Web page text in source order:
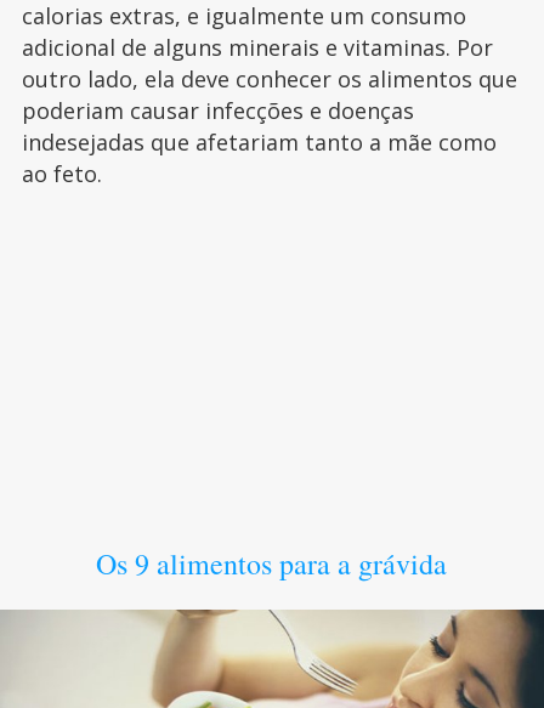
calorias extras, e igualmente um consumo
adicional de alguns minerais e vitaminas. Por
outro lado, ela deve conhecer os alimentos que
poderiam causar infecções e doenças
indesejadas que afetariam tanto a mãe como
ao feto.
Os 9 alimentos para a grávida